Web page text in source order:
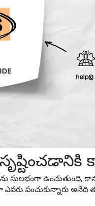
ఉంచుతుంది,
పంచుకున్నారు అనేది